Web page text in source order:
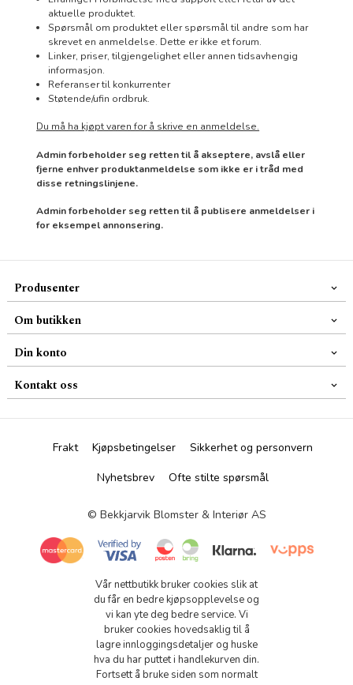
aktuelle produktet.
Spørsmål om produktet eller spørsmål til andre som har
skrevet en anmeldelse. Dette er ikke et forum.
Linker, priser, tilgjengelighet eller annen tidsavhengig
informasjon.
Referanser til konkurrenter
Støtende/ufin ordbruk.
Du må ha kjøpt varen for å skrive en anmeldelse.
Admin forbeholder seg retten til å akseptere, avslå eller
fjerne enhver produktanmeldelse som ikke er i tråd med
disse retningslinjene.
Admin forbeholder seg retten til å publisere anmeldelser i
for eksempel annonsering.
Produsenter
Om butikken
Din konto
Kontakt oss
Frakt Kjøpsbetingelser
Sikkerhet og personvern
Nyhetsbrev
Ofte stilte spørsmål
© Bekkjarvik Blomster & Interiør AS
Vår nettbutikk bruker cookies slik at
du får en bedre kjøpsopplevelse og
vi kan yte deg bedre service. Vi
bruker cookies hovedsaklig til å
lagre innloggingsdetaljer og huske
hva du har puttet i handlekurven din.
Fortsett å bruke siden som normalt